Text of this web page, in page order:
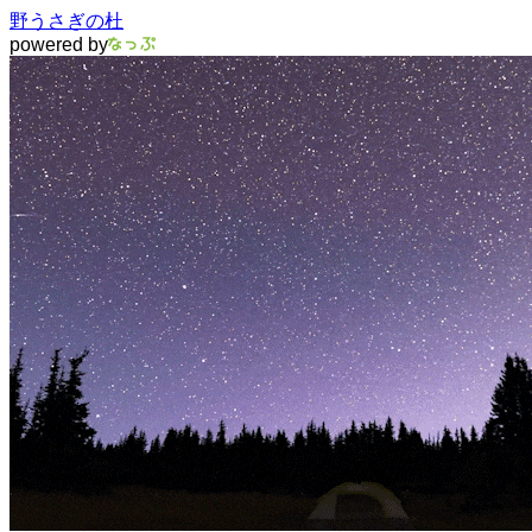
野うさぎの杜
powered by